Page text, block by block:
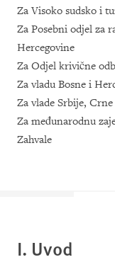
Za Visoko sudsko i
Za Posebni odjel za
Hercegovine
Za Odjel krivične
Za vladu Bosne i
Za vlade Srbije,
Za međunarodnu
Zahvale
I. Uvod